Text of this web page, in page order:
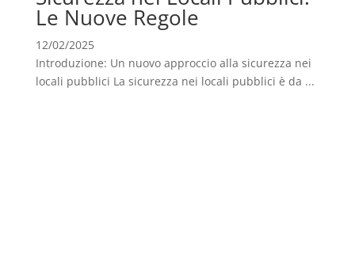
Le Nuove Regole
12/02/2025
Introduzione: Un nuovo approccio alla sicurezza nei
locali pubblici La sicurezza nei locali pubblici è da ...